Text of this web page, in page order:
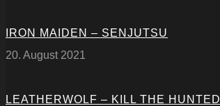
IRON MAIDEN – SENJUTSU
20. August 2021
LEATHERWOLF – KILL THE HUNTED